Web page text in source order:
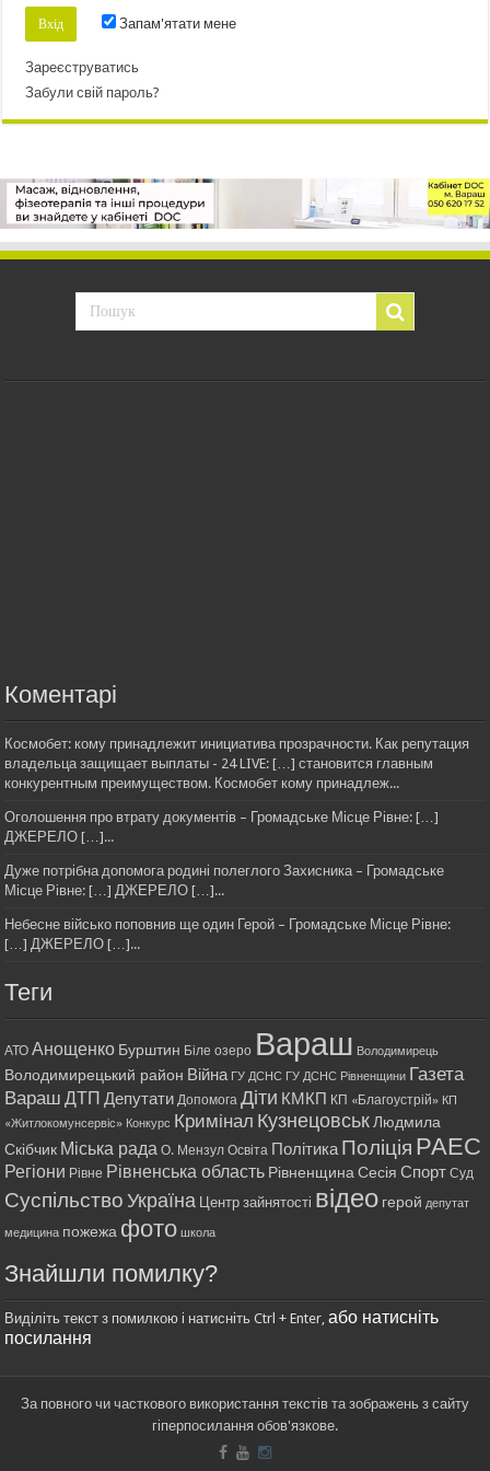
Запам'ятати мене
Зареєструватись
Забули свій пароль?
Коментарі
Космобет: кому принадлежит инициатива прозрачности. Как репутация
владельца защищает выплаты - 24 LIVE: […] становится главным
конкурентным преимуществом. Космобет кому принадлеж...
Оголошення про втрату документів – Громадське Місце Рівне: […]
ДЖЕРЕЛО […]...
Дуже потрібна допомога родині полеглого Захисника – Громадське
Місце Рівне: […] ДЖЕРЕЛО […]...
Небесне військо поповнив ще один Герой – Громадське Місце Рівне:
[…] ДЖЕРЕЛО […]...
Теги
АТО Анощенко Бурштин Біле озеро Вараш Володимирець
Володимирецький район Війна ГУ ДСНС ГУ ДСНС Рівненщини Газета
Вараш ДТП Депутати Допомога Діти КМКП КП «Благоустрій» КП
«Житлокомунсервіс» Конкурс Кримінал Кузнецовськ Людмила
Скібчик Міська рада О. Мензул Освіта ПолітикаПоліція РАЕС
Регіони Рівне Рівненська область Рівненщина Сесія Спорт Суд
Суспільство Україна Центр зайнятості відео герой депутат
медицина пожежа фото школа
Знайшли помилку?
Виділіть текст з помилкою і натисніть Ctrl + Enter,або натисніть
посилання
За повного чи часткового використання текстів та зображень з сайту
гіперпосилання обов'язкове.